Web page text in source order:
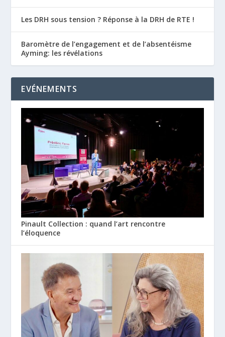
Les DRH sous tension ? Réponse à la DRH de RTE !
Baromètre de l’engagement et de l’absentéisme
Ayming: les révélations
EVÉNEMENTS
Pinault Collection : quand l’art rencontre
l’éloquence